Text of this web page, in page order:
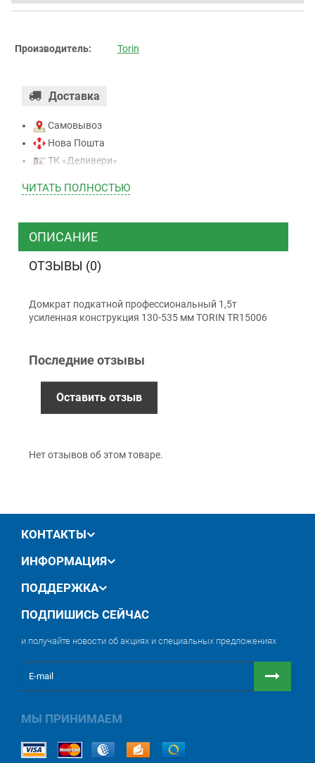
Производитель: Torin
Доставка
Самовывоз
Нова Пошта
ТК «Деливери»
ТК “Justin”
ТК ”УкрПочта”
Наличными
Приватбанк
Безналичный расчет (с НДС)
12 месяцев официальной гарантии от
ЧИТАТЬ ПОЛНОСТЬЮ
ОПИСАНИЕ
ОТЗЫВЫ (0)
Домкрат подкатной профессиональный 1,5т
усиленная конструкция 130-535 мм TORIN TR15006
Последние отзывы
Оставить отзыв
Нет отзывов об этом товаре.
КОНТАКТЫ
ИНФОРМАЦИЯ
ПОДДЕРЖКА
ПОДПИШИСЬ СЕЙЧАС
и получайте новости об акциях и специальных предложениях
МЫ ПРИНИМАЕМ